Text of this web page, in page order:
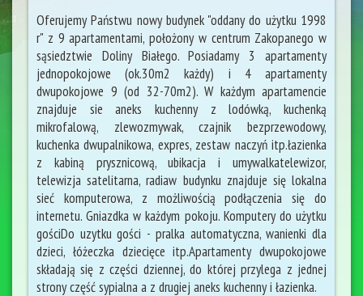
Oferujemy Państwu nowy budynek "oddany do użytku 1998
r" z 9 apartamentami, położony w centrum Zakopanego w
sąsiedztwie Doliny Białego. Posiadamy 3 apartamenty
jednopokojowe (ok.30m2 każdy) i 4 apartamenty
dwupokojowe 9 (od 32-70m2). W każdym apartamencie
znajduje sie aneks kuchenny z lodówką, kuchenką
mikrofalową, zlewozmywak, czajnik bezprzewodowy,
kuchenka dwupalnikowa, expres, zestaw naczyń itp.łazienka
z kabiną prysznicową, ubikacja i umywalkatelewizor,
telewizja satelitarna, radiaw budynku znajduje się lokalna
sieć komputerowa, z możliwością podłączenia się do
internetu. Gniazdka w każdym pokoju. Komputery do użytku
gościDo uzytku gości - pralka automatyczna, wanienki dla
dzieci, łóżeczka dziecięce itp.Apartamenty dwupokojowe
składają się z części dziennej, do której przylega z jednej
strony część sypialna a z drugiej aneks kuchenny i łazienka.